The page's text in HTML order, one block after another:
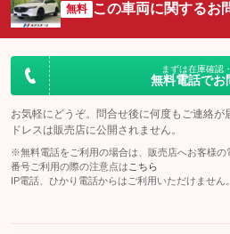
無料 この車両に関するお
まずは在庫確認
無料電話でお
お気軽にどうぞ。問合せ後に何度もご連絡
ドレスは販売店に公開されません。
※無料電話をご利用の場合は、販売店へお客様
番号ご利用の際の注意点は こちら
IP電話、ひかり電話からはご利用いただけません。